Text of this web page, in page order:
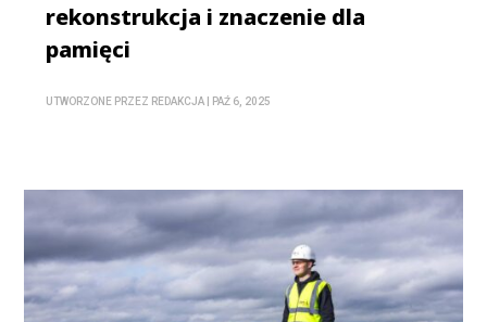
rekonstrukcja i znaczenie dla
pamięci
UTWORZONE PRZEZ REDAKCJA PAŹ 6, 2025